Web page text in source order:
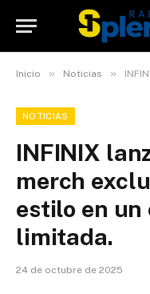
Inicio » Noticias » INFINIX
NOTICIAS
INFINIX
merch
estilo en un
limitada.
24 de octubre de 2025